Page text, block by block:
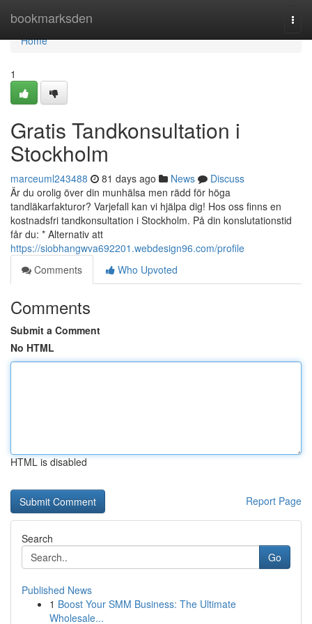
bookmarksden
Home
Home
1
Gratis Tandkonsultation i
Stockholm
marceuml243488 81 days ago News
Discuss
Är du orolig över din munhälsa men rädd för höga
tandläkarfakturor? Varjefall kan vi hjälpa dig! Hos oss finns en
kostnadsfri tandkonsultation i Stockholm. På din konslutationstid
får du: * Alternativ att
https://siobhangwva692201.webdesign96.com/profile
Comments
Who Upvoted
Comments
Submit a Comment
No HTML
HTML is disabled
Report Page
Search
Go
Published News
1 Boost Your SMM Business: The Ultimate
Wholesale...